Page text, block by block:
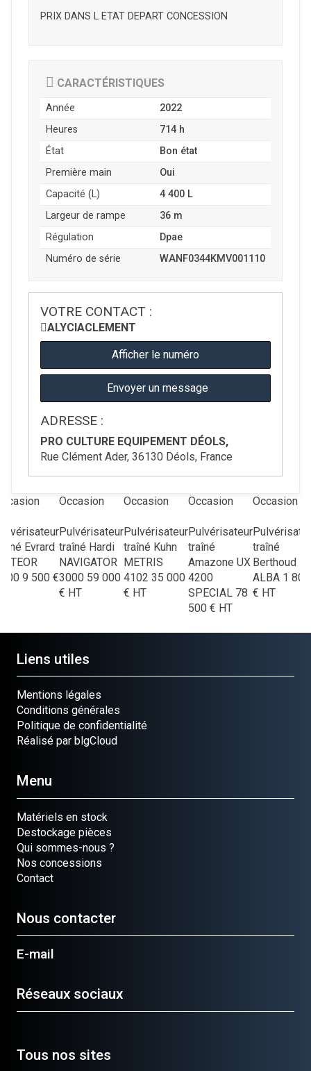
PRIX DANS L ETAT DEPART CONCESSION
CARACTÉRISTIQUES
Année
2022
Heures
714 h
État
Bon état
Première main
Oui
Capacité (L)
4 400 L
Largeur de rampe
36 m
Régulation
Dpae
Numéro de série
WANF0344KMV001110
VOTRE CONTACT :
ALYCIACLEMENT
Afficher le numéro
Envoyer un message
ADRESSE :
PRO CULTURE EQUIPEMENT DÉOLS,
Rue Clément Ader, 36130 Déols, France
Evrard
9 500 €
Occasion
Pulvérisateur
traîné Hardi
NAVIGATOR
3000 59 000
€ HT
Occasion
Pulvérisateur
traîné Kuhn
METRIS
4102 35 000
€ HT
Occasion
Pulvérisateur
traîné
Amazone UX
4200
SPECIAL 78
500 € HT
Occasion
traîné
Berthoud
ALBA 1 800
€ HT
Liens utiles
Mentions légales
Conditions générales
Politique de confidentialité
Réalisé par blgCloud
Menu
Matériels en stock
Destockage pièces
Qui sommes-nous ?
Nos concessions
Contact
Nous contacter
E-mail
Réseaux sociaux
Tous nos sites